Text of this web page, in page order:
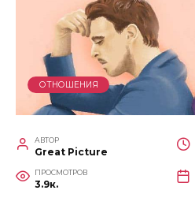
ОТНОШЕНИЯ
АВТОР
Great Picture
ПРОСМОТРОВ
3.9к.